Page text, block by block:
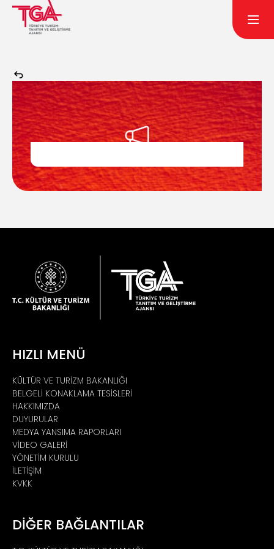
HIZLI MENÜ
KÜLTÜR VE TURİZM BAKANLIĞI
BELGELİ KONAKLAMA TESİSLERİ
HAKKIMIZDA
DUYURULAR
MEDYA YANSIMA RAPORLARI
VİDEO GALERİ
YÖNETİM KURULU
İLETİŞİM
KVKK
DİĞER BAĞLANTILAR